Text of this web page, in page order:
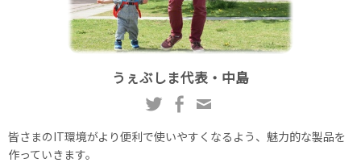
うぇぶしま代表・中島
皆さまのIT環境がより便利で使いやすくなるよう、魅力的な製品を
作っていきます。